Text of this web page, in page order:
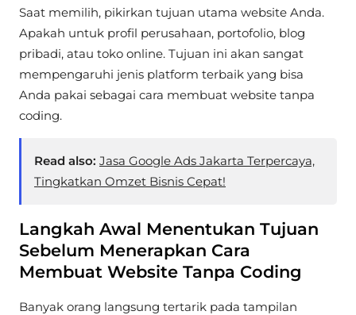
Saat memilih, pikirkan tujuan utama website Anda.
Apakah untuk profil perusahaan, portofolio, blog
pribadi, atau toko online. Tujuan ini akan sangat
mempengaruhi jenis platform terbaik yang bisa
Anda pakai sebagai cara membuat website tanpa
coding.
Read also: Jasa Google Ads Jakarta Terpercaya,
Tingkatkan Omzet Bisnis Cepat!
Langkah Awal Menentukan Tujuan
Sebelum Menerapkan Cara
Membuat Website Tanpa Coding
Banyak orang langsung tertarik pada tampilan